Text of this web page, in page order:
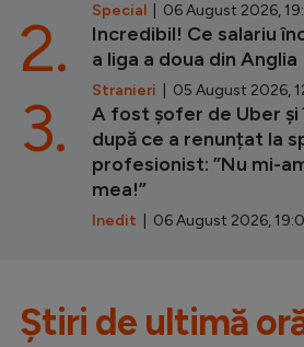
Special | 06 August 2026,
Incredibil! Ce salariu
a liga a doua din Anglia
Stranieri | 05 August 2026,
2.
A fost șofer de Uber
după ce a renunțat la
profesionist: ”Nu mi-
mea!”
Inedit | 06 August 2026,
3.
Știri de ultimă